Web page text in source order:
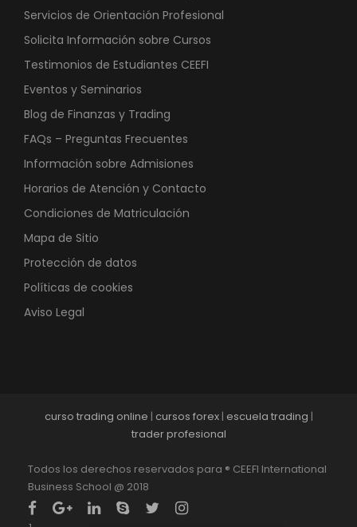
Servicios de Orientación Profesional
Solicita Información sobre Cursos
Testimonios de Estudiantes CEEFI
Eventos y Seminarios
Blog de Finanzas y Trading
FAQs – Preguntas Frecuentes
Información sobre Admisiones
Horarios de Atención y Contacto
Condiciones de Matriculación
Mapa de Sitio
Protección de datos
Políticas de cookies
Aviso Legal
curso trading online | cursos forex| escuela trading |
trader profesional
Todos los derechos reservados para ® CEEFI International
Business School @ 2018